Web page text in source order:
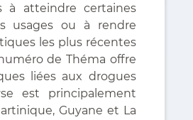
à atteindre certaines
usages ou à rendre
les plus récentes
de Théma offre
liées aux drogues
est principalement
Guyane et La